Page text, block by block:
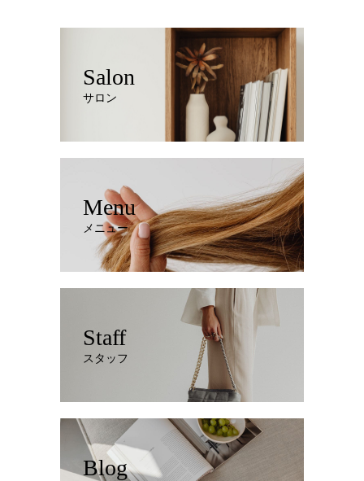
Salon
サロン
Menu
メニュー
Staff
スタッフ
Blog